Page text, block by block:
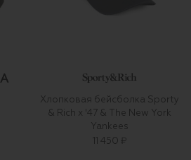
Хлопковая бейсболка Sporty
& Rich x '47 & The New York
Yankees
11 450 ₽